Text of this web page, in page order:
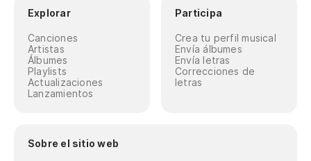
Explorar
Canciones
Artistas
Álbumes
Playlists
Actualizaciones
Lanzamientos
Participa
Crea tu perfil musical
Envía álbumes
Envía letras
Correcciones de
letras
Sobre el sitio web